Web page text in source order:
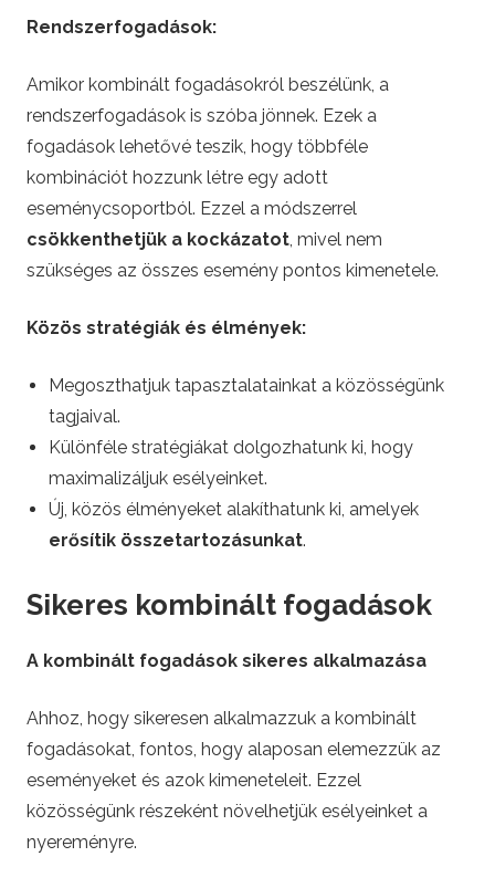
Rendszerfogadások:
Amikor kombinált fogadásokról beszélünk, a
rendszerfogadások is szóba jönnek. Ezek a
fogadások lehetővé teszik, hogy többféle
kombinációt hozzunk létre egy adott
eseménycsoportból. Ezzel a módszerrel
csökkenthetjük a kockázatot , mivel nem
szükséges az összes esemény pontos kimenetele.
Közös stratégiák és élmények:
Megoszthatjuk tapasztalatainkat a közösségünk
tagjaival.
Különféle stratégiákat dolgozhatunk ki, hogy
maximalizáljuk esélyeinket.
Új, közös élményeket alakíthatunk ki, amelyek
erősítik összetartozásunkat.
Sikeres kombinált fogadások
A kombinált fogadások sikeres alkalmazása
Ahhoz, hogy sikeresen alkalmazzuk a kombinált
fogadásokat, fontos, hogy alaposan elemezzük az
eseményeket és azok kimeneteleit. Ezzel
közösségünk részeként növelhetjük esélyeinket a
nyereményre.